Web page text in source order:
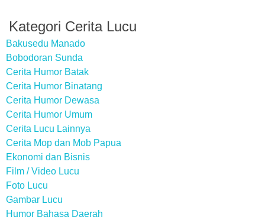
Kategori Cerita Lucu
Bakusedu Manado
Bobodoran Sunda
Cerita Humor Batak
Cerita Humor Binatang
Cerita Humor Dewasa
Cerita Humor Umum
Cerita Lucu Lainnya
Cerita Mop dan Mob Papua
Ekonomi dan Bisnis
Film / Video Lucu
Foto Lucu
Gambar Lucu
Humor Bahasa Daerah